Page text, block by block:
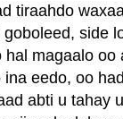
tiraahdo
side
magaalo oo
eedo, oo
abti u tahay